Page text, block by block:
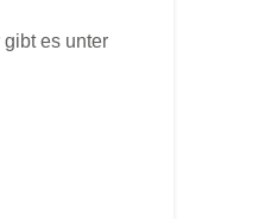
es unter